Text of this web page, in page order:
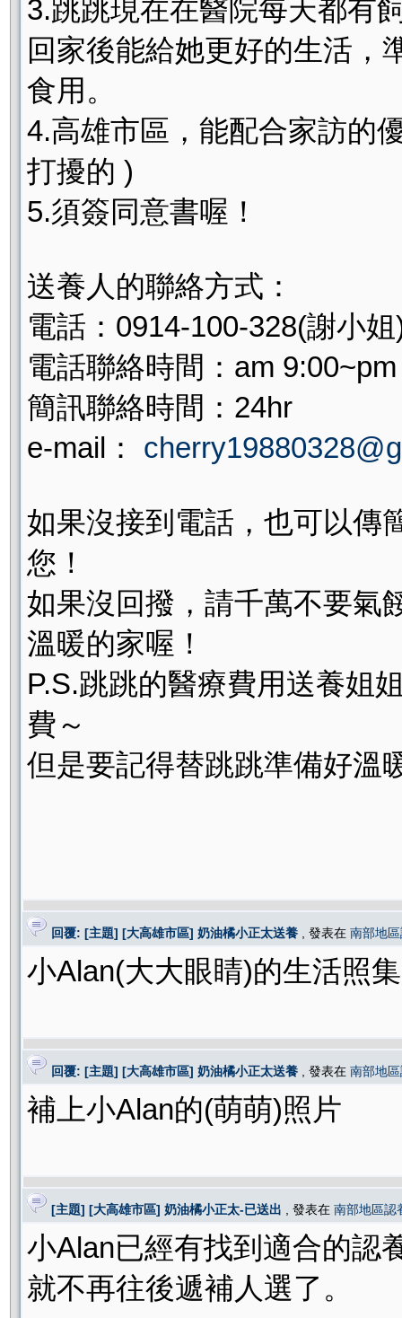
3.跳跳現在在醫院每天都有
回家後能給她更好的生活，
食用。
4.高雄市區，能配合家訪的
打擾的 )
5.須簽同意書喔！
送養人的聯絡方式：
電話：0914-100-328(謝小姐
電話聯絡時間：am
簡訊聯絡時間：24hr
e-mail：
如果沒接到電話，也可以傳
您！
如果沒回撥，請千萬不要氣
溫暖的家喔！
P.S.跳跳的醫療費用送養姐
費～
但是要記得替跳跳準備好溫
回覆: [主題] [大高雄市區] 奶油橘小正太送養 , 發表在 南部地
小Alan(大大眼睛)的生活照集
回覆: [主題] [大高雄市區] 奶油橘小正太送養 , 發表在 南部地
補上小Alan的(萌萌)照片
[主題] [大高雄市區] 奶油橘小正太-已送出 , 發表在 南部地區認
小Alan已經有找到適合的認
就不再往後遞補人選了。